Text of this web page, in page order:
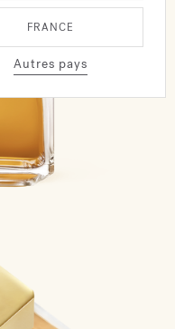
FRANCE
Autres pays